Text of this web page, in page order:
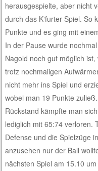
herausgespielte, aber nicht
durch das K‘furter Spiel. So
Punkte und es ging mit
In der Pause wurde
Nagold noch gut möglich
trotz nochmaligen
nicht mehr ins Spiel und
wobei man 19 Punkte
Rückstand kämpfte man
lediglich mit 65:74 verloren.
Defense und die Spielzüge
anzusehen nur der Ball
nächsten Spiel am 15.10